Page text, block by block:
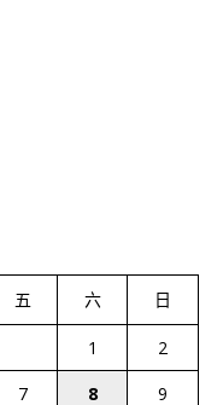
五 六 日
1
2
7 8
9